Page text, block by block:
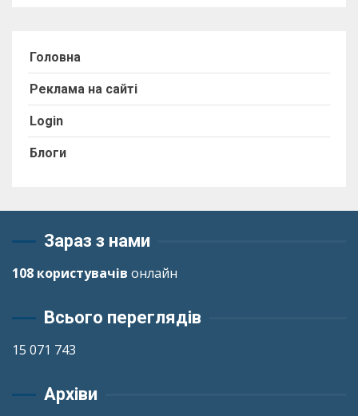
Головна
Реклама на сайті
Login
Блоги
Зараз з нами
108 користувачів онлайн
Всього переглядів
15 071 743
Архіви